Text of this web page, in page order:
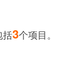
括3个项目。